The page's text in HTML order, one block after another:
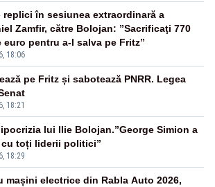
18:06
replici în sesiunea extraordinară a
Zamfir, către Bolojan: ”Sacrificaţi 770
euro pentru a-l salva pe Fritz”
18:21
pe Fritz și sabotează PNRR. Legea
18:29
lui Ilie Bolojan.”George Simion a
toți liderii politici”
mașini electrice din Rabla Auto 2026,